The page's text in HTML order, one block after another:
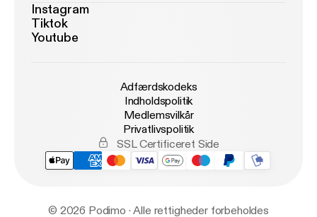
Instagram
Tiktok
Youtube
Adfærdskodeks
Indholdspolitik
Medlemsvilkår
Privatlivspolitik
SSL Certificeret Side
© 2026 Podimo · Alle rettigheder forbeholdes